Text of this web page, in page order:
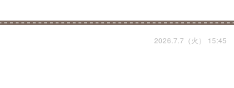
2026.7.7（火） 15:45